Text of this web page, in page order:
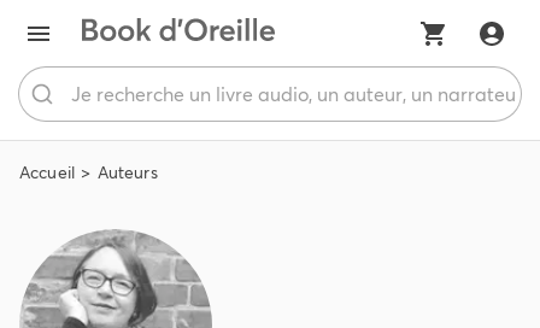
Accueil Auteurs